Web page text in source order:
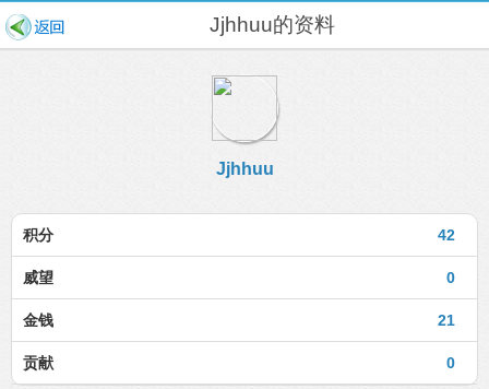
Jjhhuu的资料
Jjhhuu
42
积分
0
威望
21
金钱
0
贡献